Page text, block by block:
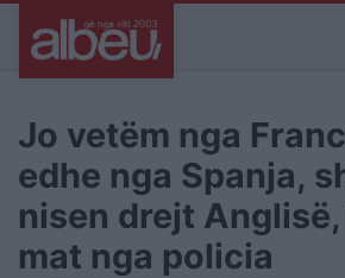
Jo vetëm nga
edhe nga Spanja,
nisen drejt
mat nga policia